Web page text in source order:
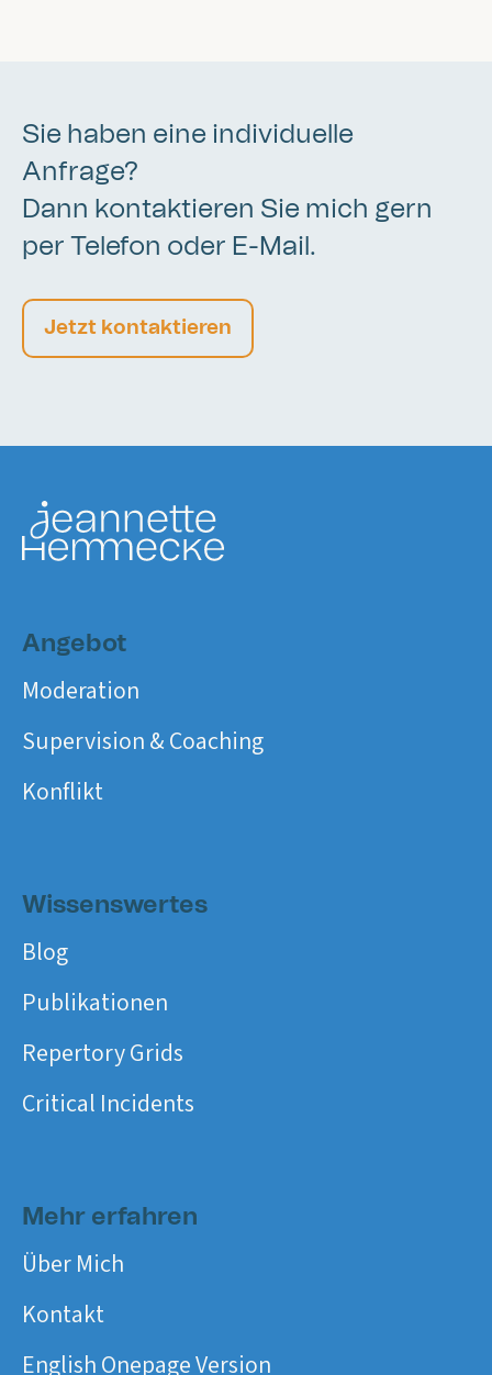
Sie haben eine individuelle
Anfrage?
Dann kontaktieren Sie mich gern
per Telefon oder E-Mail.
Jetzt kontaktieren
Angebot
Moderation
Supervision & Coaching
Konflikt
Wissenswertes
Blog
Publikationen
Repertory Grids
Critical Incidents
Mehr erfahren
Über Mich
Kontakt
English Onepage Version